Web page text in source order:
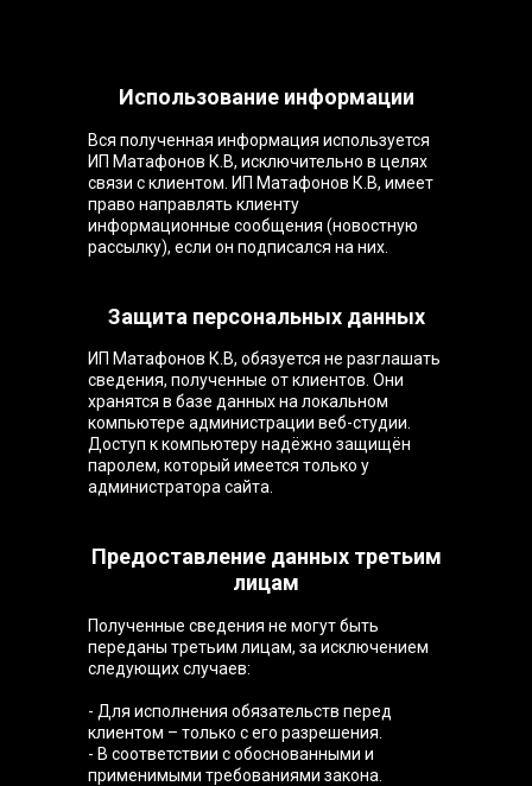
Вся полученная информация используется
ИП Матафонов К.В, исключительно в целях
связи с клиентом. ИП Матафонов К.В, имеет
право направлять клиенту
информационные сообщения (новостную
рассылку), если он подписался на них.
Использование информации
Защита персональных данных
ИП Матафонов К.В, обязуется не разглашать
сведения, полученные от клиентов. Они
хранятся в базе данных на локальном
компьютере администрации веб-студии.
Доступ к компьютеру надёжно защищён
паролем, который имеется только у
администратора сайта.
Предоставление данных третьим
лицам
Полученные сведения не могут быть
переданы третьим лицам, за исключением
следующих случаев:
- Для исполнения обязательств перед
клиентом – только с его разрешения.
- В соответствии с обоснованными и
применимыми требованиями закона.